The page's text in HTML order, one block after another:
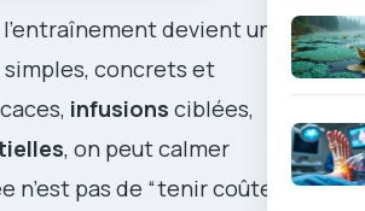
devient une
concrets et
infusions ciblées,
, on peut calmer
n’est pas de “tenir coûte que